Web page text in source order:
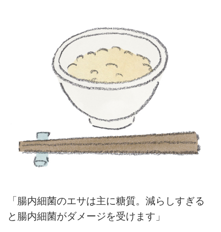
「腸内細菌のエサは主に糖質。減らしすぎる
と腸内細菌がダメージを受けます」